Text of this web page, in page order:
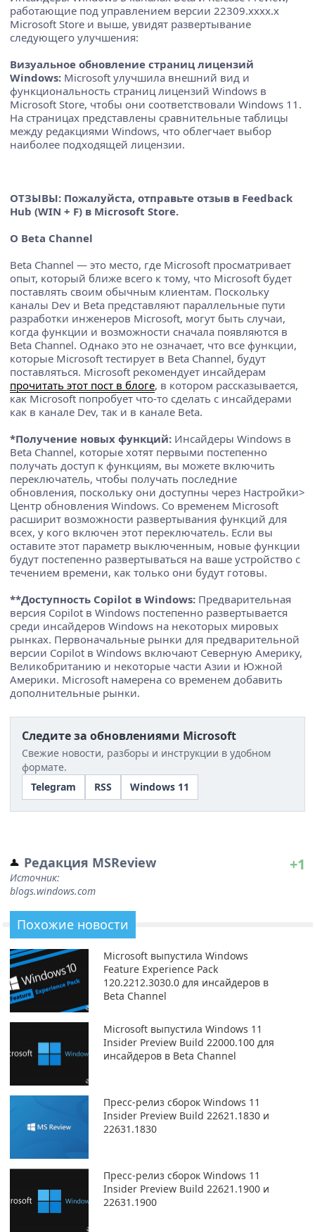
работающие под управлением версии 22309.xxxx.x
Microsoft Store и выше, увидят развертывание
следующего улучшения:
Визуальное обновление страниц лицензий
Windows: Microsoft улучшила внешний вид и
функциональность страниц лицензий Windows в
Microsoft Store, чтобы они соответствовали Windows 11.
На страницах представлены сравнительные таблицы
между редакциями Windows, что облегчает выбор
наиболее подходящей лицензии.
ОТЗЫВЫ: Пожалуйста, отправьте отзыв в Feedback
Hub (WIN + F) в Microsoft Store.
О Beta Channel
Beta Channel — это место, где Microsoft просматривает
опыт, который ближе всего к тому, что Microsoft будет
поставлять своим обычным клиентам. Поскольку
каналы Dev и Beta представляют параллельные пути
разработки инженеров Microsoft, могут быть случаи,
когда функции и возможности сначала появляются в
Beta Channel. Однако это не означает, что все функции,
которые Microsoft тестирует в Beta Channel, будут
поставляться. Microsoft рекомендует инсайдерам
прочитать этот пост в блоге, в котором рассказывается,
как Microsoft попробует что-то сделать с инсайдерами
как в канале Dev, так и в канале Beta.
*Получение новых функций: Инсайдеры Windows в
Beta Channel, которые хотят первыми постепенно
получать доступ к функциям, вы можете включить
переключатель, чтобы получать последние
обновления, поскольку они доступны через Настройки>
Центр обновления Windows. Со временем Microsoft
расширит возможности развертывания функций для
всех, у кого включен этот переключатель. Если вы
оставите этот параметр выключенным, новые функции
будут постепенно развертываться на ваше устройство с
течением времени, как только они будут готовы.
**Доступность Copilot в Windows: Предварительная
версия Copilot в Windows постепенно развертывается
среди инсайдеров Windows на некоторых мировых
рынках. Первоначальные рынки для предварительной
версии Copilot в Windows включают Северную Америку,
Великобританию и некоторые части Азии и Южной
Америки. Microsoft намерена со временем добавить
дополнительные рынки.
Следите за обновлениями Microsoft
Свежие новости, разборы и инструкции в удобном
формате.
Telegram
RSS Windows 11
Редакция MSReview
Источник:
blogs.windows.com
+1
Похожие новости
Microsoft выпустила Windows
Feature Experience Pack
120.2212.3030.0 для инсайдеров в
Beta Channel
Microsoft выпустила Windows 11
Insider Preview Build 22000.100 для
инсайдеров в Beta Channel
Пресс-релиз сборок Windows 11
Insider Preview Build 22621.1830 и
22631.1830
Пресс-релиз сборок Windows 11
Insider Preview Build 22621.1900 и
22631.1900